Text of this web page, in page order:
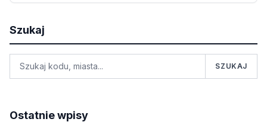
Szukaj
SZUKAJ
Ostatnie wpisy